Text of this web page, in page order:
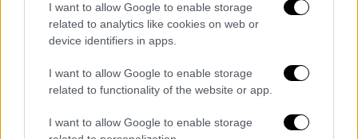
I want to allow Google to enable storage
related to analytics like cookies on web or
device identifiers in apps.
I want to allow Google to enable storage
related to functionality of the website or app.
I want to allow Google to enable storage